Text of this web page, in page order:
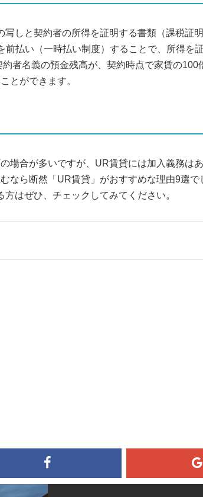
しと契約者の所得を証明する書類（課税証
払い（一時払い制度）することで、所得を
者名義の預金残高が、契約時点で家賃の100
とができます。
場合が多いですが、UR賃貸には加入義務は
なら断然「UR賃貸」がおすすめな理由9選で
はぜひ、チェックしてみてください。